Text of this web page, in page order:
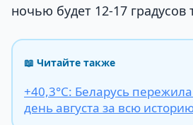
ночью будет 12-17 градусов
📖 Читайте также
+40,3°С: Беларусь
день августа за всю